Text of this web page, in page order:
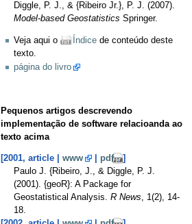
Diggle, P. J., & {Ribeiro Jr.}, P. J. (2007).
Model-based Geostatistics Springer.
Veja aqui o Índicede conteúdo deste
texto.
página do livro
Pequenos artigos descrevendo
implementação de software relacioanda ao
texto acima
[2001, article | www | pdf
]
Paulo J. {Ribeiro, J., & Diggle, P. J.
(2001). {geoR}: A Package for
Geostatistical Analysis. R News, 1(2), 14-
18.